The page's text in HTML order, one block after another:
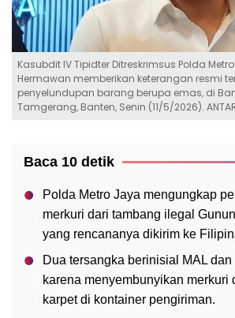
Kasubdit IV Tipidter Ditreskrimsus Polda
Hermawan memberikan keterangan resmi
penyelundupan barang berupa emas, di
Tamgerang, Banten, Senin (11/5/2026).
Baca 10 detik
Polda Metro Jaya mengungkap
merkuri dari tambang ilegal
yang rencananya dikirim ke
Dua tersangka berinisial MAL
karena menyembunyikan merkuri
karpet di kontainer pengiriman.